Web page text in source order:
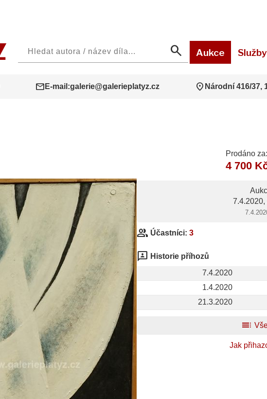
search Aukce Služby
mail E-mail:galerie@galerieplatyz.cz location_on Národní 416/37,
Prodáno za:
4 700
7.4.2020,
group Účastníci: 3
3p Historie příhozů
7.4.2020
1.4.2020
21.3.2020
toc
Jak